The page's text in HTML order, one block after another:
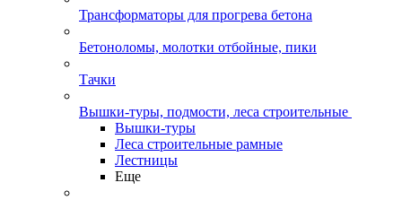
Трансформаторы для прогрева бетона
Бетоноломы, молотки отбойные, пики
Тачки
Вышки-туры, подмости, леса строительные
Вышки-туры
Леса строительные рамные
Лестницы
Еще